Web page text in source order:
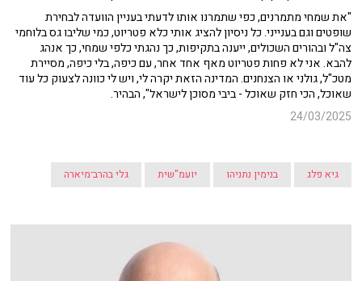
"את שמחי מתמרנים, כפי שתמרנו אותו לדעתי בעניין הוועדה לבחירת
שופטים וגם בענייני. כל ניסיון להציג אותי כלא פטריוט, כמי שליבו גס בלוחמי
צה"ל ובהורים השכולים, ייענה בתקיפות, כך נהגתי כלפי שמחי, כך אנהג
להבא. אני לא פחות פטריוט מאף אחד אחר, עם כיפה, בלי כיפה, מסיירת
מטכ"ל, גולני או הצנחנים. המדינה הזאת יקרה לי, ויש לי כוונה לצעוק כל עוד
שאוכל, הכי חזק שאוכל - ביבי מסוכן לישראל", הבהיר.
24/03/2025
גיא פלג בנימין נתניהו יועמ"שית גלי בהרב־מיארה